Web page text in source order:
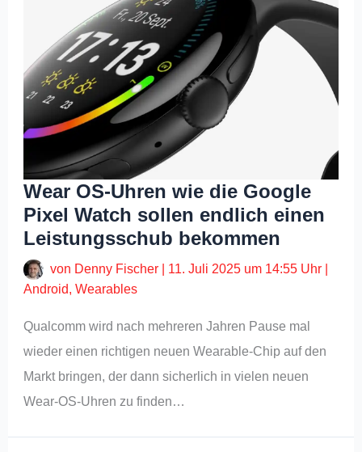
Wear OS-Uhren wie die Google
Pixel Watch sollen endlich einen
Leistungsschub bekommen
von Denny Fischer 11. Juli 2025 um 14:55 Uhr
Android,Wearables
Qualcomm wird nach mehreren Jahren Pause mal
wieder einen richtigen neuen Wearable-Chip auf den
Markt bringen, der dann sicherlich in vielen neuen
Wear-OS-Uhren zu finden…